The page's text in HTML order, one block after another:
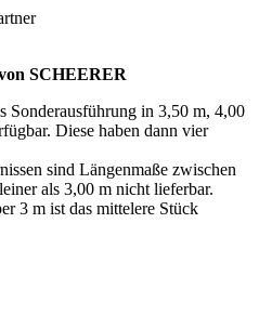
SCHEERER
Sonderausführung in 3,50 m, 4,00
Diese haben dann vier
sind Längenmaße zwischen
als 3,00 m nicht lieferbar.
3 m ist das mittelere Stück